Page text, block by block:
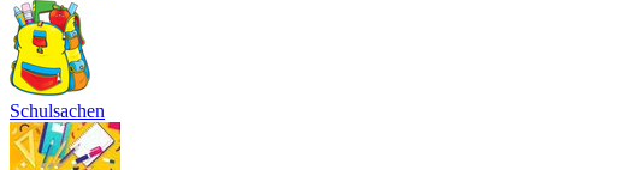
Schulsachen